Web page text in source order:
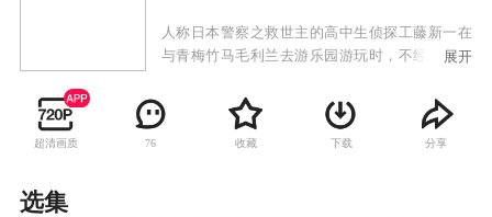
人称日本警察之救世主的高中生侦探工藤新一在
与青梅竹马毛利兰去游乐园游玩时，不经意中发
踪，并目睹了黑衣人正在进行可疑交易。不料，
却被另一名黑衣人在背后击晕，被强行灌下一种
名为APTX-4869的毒药，致使身体变小。为了在
展开
超清画质 76 收藏 下载 分享
选集